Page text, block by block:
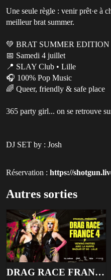
Une seule règle : venir prêt·e à
meilleur brat summer.
💚 BRAT SUMMER EDITION
📅 Samedi 4 juillet
📍 SLAY Club • Lille
🎧 100% Pop Music
🌈 Queer, friendly & safe place
365 party girl... on se retrouve
DJ SET by : Josh
Réservation : https://shotgun.live/fr/
Autres sorties
DRAG RACE FRANCE 4 VIEWING PARTIES - BAZAAR ST SO, LILLE